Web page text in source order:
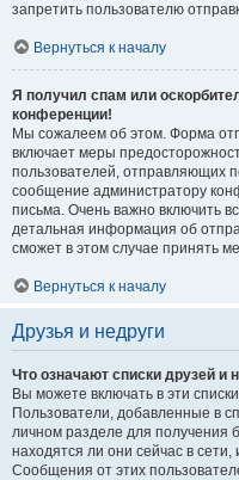
запретить пользователю
Вернуться к началу
Я получил спам или
конференции!
Мы сожалеем об этом. Форма
включает меры
пользователей, отправляющих
сообщение администратору
письма. Очень важно включить
детальная информация об
сможет в этом случае принять
Вернуться к началу
Друзья и недруги
Что означают списки друзей и
Вы можете включать в эти
Пользователи, добавленные в
личном разделе для получения
находятся ли они сейчас в
Сообщения от этих